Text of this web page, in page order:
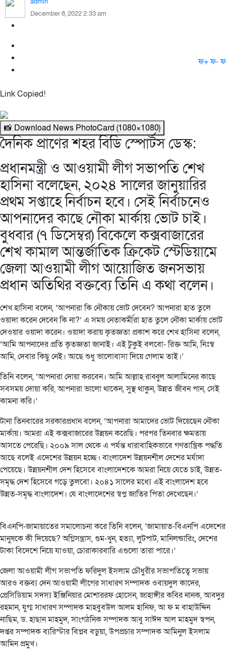
December 8, 2022 2:33 am
ফ+ফ-ফ
Link Copied!
📸 Download News PhotoCard (1080×1080)
দৈনিক প্রাণের শহর বিডি স্পোর্টস ডেস্ক:
প্রধানমন্ত্রী ও আওয়ামী লীগ সভাপতি শেখ
হাসিনা বলেছেন, ২০২৪ সালের জানুয়ারির
প্রথম সপ্তাহে নির্বাচন হবে। সেই নির্বাচনেও
আপনাদের কাছে নৌকা মার্কায় ভোট চাই।
বুধবার (৭ ডিসেম্বর) বিকেলে কক্সবাজারের
শেখ কামাল আন্তর্জাতিক ক্রিকেট স্টেডিয়ামে
জেলা আওয়ামী লীগ আয়োজিত জনসভায়
প্রধান অতিথির বক্তব্যে তিনি এ কথা বলেন।
শেখ হাসিনা বলেন, ‘আপনারা কি নৌকায় ভোট দেবেন? আপনারা হাত তুলে
ওয়াদা করেন দেবেন কি না?’ এ সময় নেতাকর্মীরা হাত তুলে নৌকা মার্কায় ভোট
দেওয়ার ওয়াদা করেন। ওয়াদা করায় কৃতজ্ঞতা প্রকাশ করে শেখ হাসিনা বলেন,
‘আমি আপনাদের প্রতি কৃতজ্ঞতা জানাই। এই টুকুই বলবো- রিক্ত আমি, নিঃস্ব
আমি, দেবার কিছু নেই। আছে শুধু ভালোবাসা দিয়ে গেলাম তাই।’
তিনি বলেন, ‘আপনারা দোয়া করবেন। আমি আল্লাহ রাব্বুল আলামিনের কাছে
সবসময় দোয়া করি, আপনারা ভালো থাকেন, সুস্থ থাকুন, উন্নত জীবন পান, সেই
কামনা করি।’
টানা তিনবারের সরকারপ্রধান বলেন, ‘আপনারা আমাদের ভোট দিয়েছেন নৌকা
মার্কায়। আমরা এই কক্সবাজারের উন্নয়ন করেছি। পরপর তিনবার ক্ষমতায়
আসতে পেরেছি। ২০০৯ সাল থেকে এ পর্যন্ত ধারাবাহিকভাবে গণতান্ত্রিক পদ্ধতি
আছে বলেই এদেশের উন্নয়ন হচ্ছে। বাংলাদেশ উন্নয়নশীল দেশের মর্যাদা
পেয়েছে। উন্নয়নশীল দেশ হিসেবে বাংলাদেশকে আমরা নিয়ে যেতে চাই, উন্নত-
সমৃদ্ধ দেশ হিসেবে গড়ে তুলবো। ২০৪১ সালের মধ্যে এই বাংলাদেশ হবে
উন্নত-সমৃদ্ধ বাংলাদেশ। যে বাংলাদেশের স্বপ্ন জাতির পিতা দেখেছেন।’
বিএনপি-জামায়াতের সমালোচনা করে তিনি বলেন, ‘জামায়াত-বিএনপি এদেশের
মানুষকে কী দিয়েছে? অগ্নিসন্ত্রাস, গুম-খুন, হত্যা, লুটপাট, মানিলন্ডারিং, দেশের
টাকা বিদেশে নিয়ে যাওয়া, চোরাকারবারি এগুলো তারা পারে।’
জেলা আওয়ামী লীগ সভাপতি ফরিদুল ইসলাম চৌধুরীর সভাপতিত্বে সভায়
আরও বক্তব্য দেন আওয়ামী লীগের সাধারণ সম্পাদক ওবায়দুল কাদের,
প্রেসিডিয়াম সদস্য ইঞ্জিনিয়ার মোশাররফ হোসেন, জাহাঙ্গীর কবির নানক, আবদুর
রহমান, যুগ্ম সাধারণ সম্পাদক মাহবুবউল আলম হানিফ, আ ফ ম বাহাউদ্দিন
নাছিম, ড. হাছান মাহমুদ, সাংগঠনিক সম্পাদক আবু সাঈদ আল মাহমুদ স্বপন,
দপ্তর সম্পাদক ব্যরিস্টার বিপ্লব বড়ুয়া, উপপ্রচার সম্পাদক আমিনুল ইসলাম
আমিন প্রমুখ।